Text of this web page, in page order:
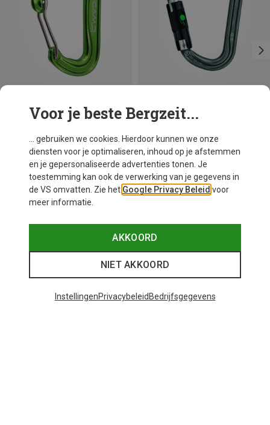
+3
Nano 22 Karabiner
Petzl
William Ball-Lock HMS Karabiner
€ 26,95
BALL-LOCK
Voor je beste Bergzeit...
... gebruiken we cookies. Hierdoor kunnen we onze
diensten voor je optimaliseren, inhoud op je afstemmen
en je gepersonaliseerde advertenties tonen. Je
toestemming kan ook de verwerking van je gegevens in
de VS omvatten. Zie het Google Privacy Beleid voor
meer informatie.
AKKOORD
NIET AKKOORD
InstellingenPrivacybeleid Bedrijfsgegevens